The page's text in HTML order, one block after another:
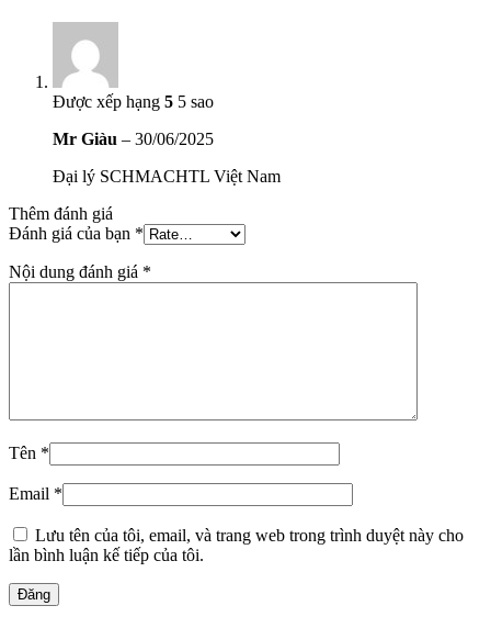
Được xếp hạng 5 5 sao
Mr Giàu – 30/06/2025
Đại lý SCHMACHTL Việt Nam
Thêm đánh giá
Đánh giá của bạn *
Nội dung đánh giá *
Tên *
Email *
Lưu tên của tôi, email, và trang web trong trình duyệt này cho
lần bình luận kế tiếp của tôi.
Đăng